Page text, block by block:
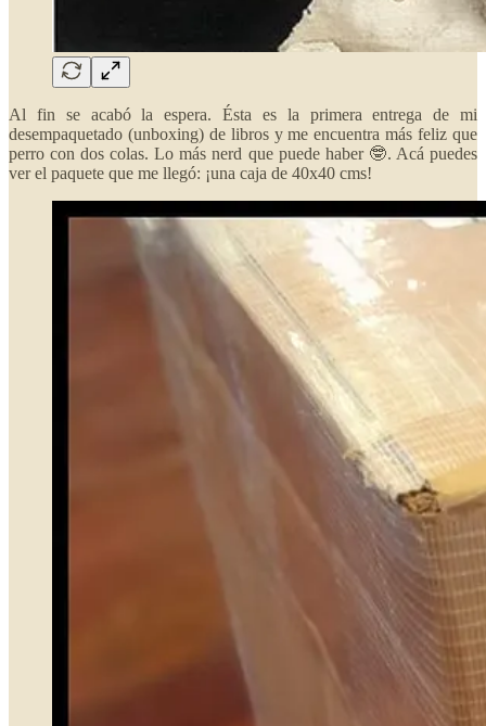
Al fin se acabó la espera. Ésta es la primera entrega de mi
desempaquetado (unboxing) de libros y me encuentra más feliz que
perro con dos colas. Lo más nerd que puede haber 🤓. Acá puedes
ver el paquete que me llegó: ¡una caja de 40x40 cms!